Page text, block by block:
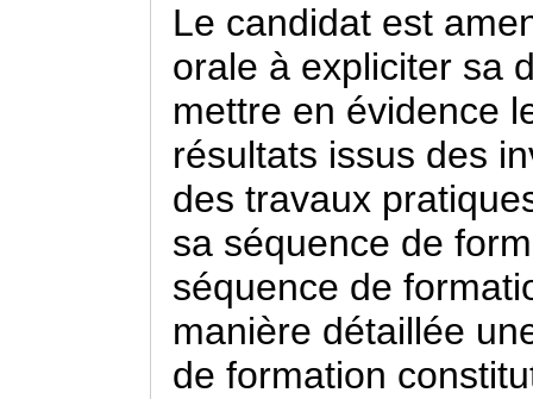
Le candidat est
orale à expliciter sa
mettre en évidence
résultats issus des
des travaux
sa séquence de
séquence de
manière détaillée
de formation